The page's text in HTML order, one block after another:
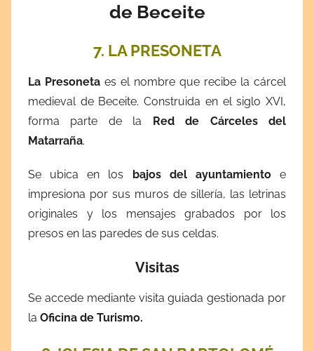
de Beceite
7. LA PRESONETA
La Presoneta es el nombre que recibe la cárcel
medieval de Beceite. Construida en el siglo XVI,
forma parte de la Red de Cárceles del
Matarraña.
Se ubica en los bajos del ayuntamientoe
impresiona por sus muros de sillería, las letrinas
originales y los mensajes grabados por los
presos en las paredes de sus celdas.
Visitas
Se accede mediante visita guiada gestionada por
la Oficina de Turismo.